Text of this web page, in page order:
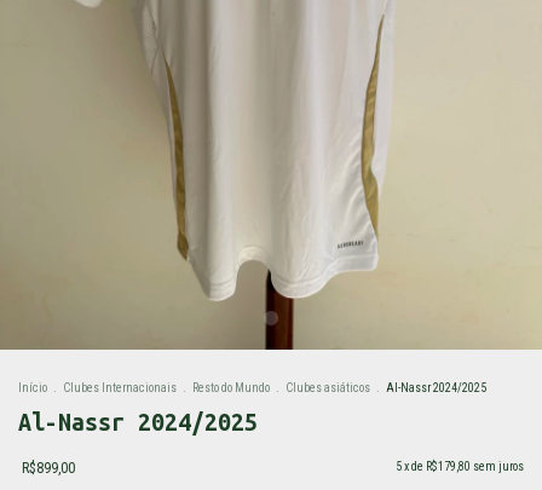
Início . Clubes Internacionais . Resto do Mundo . Clubes asiáticos . Al-Nassr 2024/2025
Al-Nassr 2024/2025
R$899,00 5x de R$179,80 sem juros